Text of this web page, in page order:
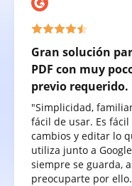
Gran solución
PDF con muy
previo requerido.
"Simplicidad,
fácil de usar. Es
cambios y editar lo
utiliza junto a
siempre se guarda,
preocuparte por